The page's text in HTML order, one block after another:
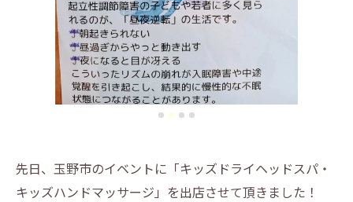
先日、玉野市のイベントに「キッズドライヘッドスパ・
キッズハンドマッサージ」を出店させて頂きました！